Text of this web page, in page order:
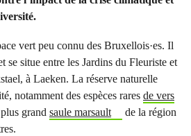
vert peu connu des Bruxellois·es. Il
se situe entre les Jardins du Fleuriste et
à Laeken. La réserve naturelle
notamment des espèces rares de vers
grand saule marsault
de la région